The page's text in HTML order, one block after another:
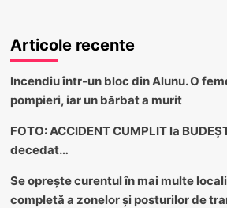
Articole recente
Incendiu într-un bloc din Alunu. O
pompieri, iar un bărbat a murit
FOTO: ACCIDENT CUMPLIT la
decedat…
Se oprește curentul în mai multe
completă a zonelor și posturilor de